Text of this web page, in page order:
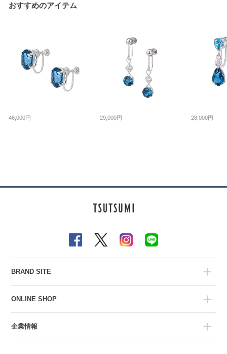
おすすめのアイテム
46,000円 29,000円 28,000円
BRAND SITE
ONLINE SHOP
企業情報